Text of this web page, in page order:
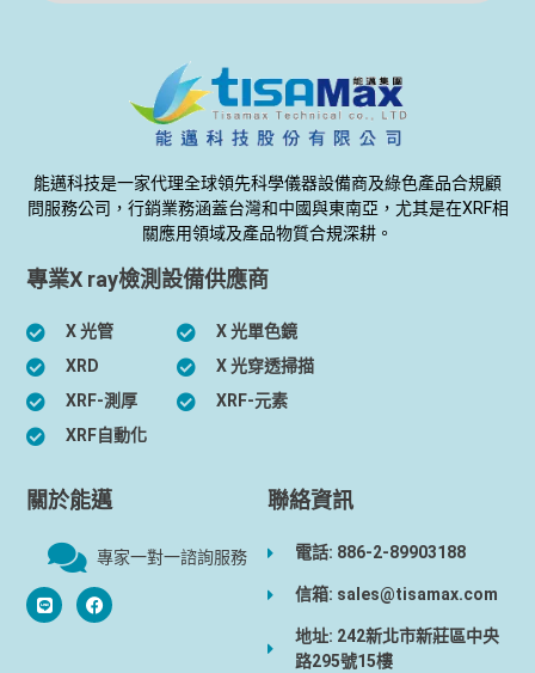
能邁科技是一家代理全球領先科學儀器設備商及綠色產品合規顧
問服務公司，行銷業務涵蓋台灣和中國與東南亞，尤其是在XRF相
關應用領域及產品物質合規深耕。
專業X ray檢測設備供應商
X 光管
XRD
XRF-測厚
XRF自動化
X 光單色鏡
X 光穿透掃描
XRF-元素
關於能邁
專家一對一諮詢服務
聯絡資訊
電話: 886-2-89903188
信箱: sales@tisamax.com
地址: 242新北市新莊區中央
路295號15樓